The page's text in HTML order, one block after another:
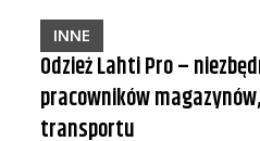
INNE
Odzież Lahti Pro –
pracowników
transportu